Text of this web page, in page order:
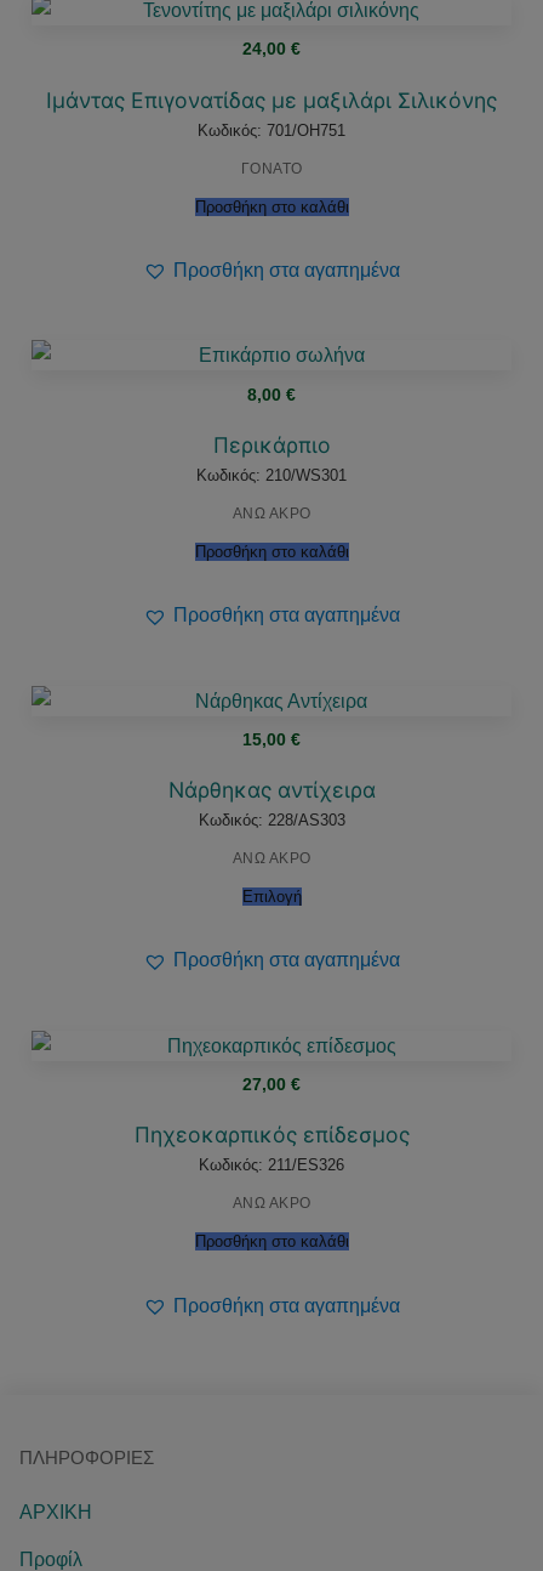
24,00 €
Ιμάντας Επιγονατίδας με μαξιλάρι Σιλικόνης
Κωδικός: 701/OH751
ΓΟΝΑΤΟ
Προσθήκη στο καλάθι
Προσθήκη στα αγαπημένα
8,00 €
Περικάρπιο
Κωδικός: 210/WS301
ΑΝΩ ΑΚΡΟ
Προσθήκη στο καλάθι
Προσθήκη στα αγαπημένα
15,00 €
Νάρθηκας αντίχειρα
Κωδικός: 228/AS303
ΑΝΩ ΑΚΡΟ
Επιλογή
Προσθήκη στα αγαπημένα
27,00 €
Πηχεοκαρπικός επίδεσμος
Κωδικός: 211/ES326
ΑΝΩ ΑΚΡΟ
Προσθήκη στο καλάθι
Προσθήκη στα αγαπημένα
ΠΛΗΡΟΦΟΡΊΕΣ
ΑΡΧΙΚΗ
Προφίλ